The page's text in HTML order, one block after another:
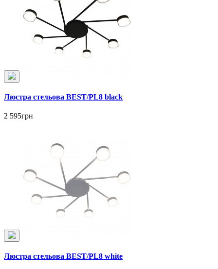
Люстра стельова BEST/PL8 black
2 595грн
Люстра стельова BEST/PL8 white